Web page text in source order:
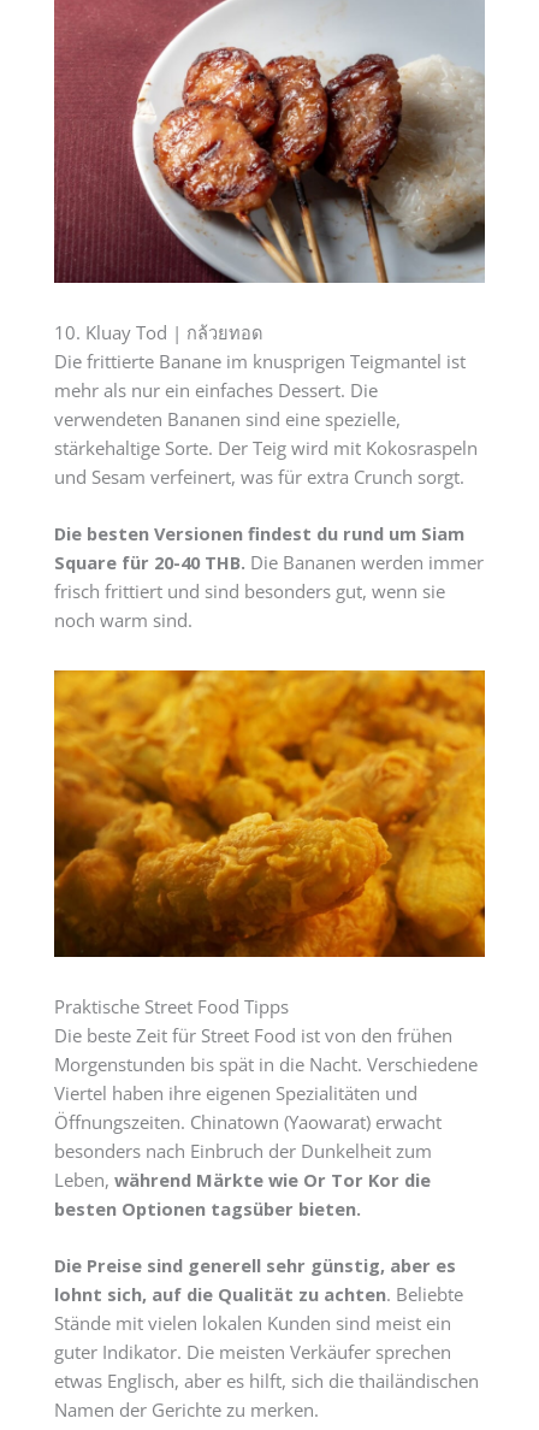
10. Kluay Tod | กล้วยทอด
Die frittierte Banane im knusprigen Teigmantel ist
mehr als nur ein einfaches Dessert. Die
verwendeten Bananen sind eine spezielle,
stärkehaltige Sorte. Der Teig wird mit Kokosraspeln
und Sesam verfeinert, was für extra Crunch sorgt.
Die besten Versionen findest du rund um Siam
Square für 20-40 THB. Die Bananen werden immer
frisch frittiert und sind besonders gut, wenn sie
noch warm sind.
Praktische Street Food Tipps
Die beste Zeit für Street Food ist von den frühen
Morgenstunden bis spät in die Nacht. Verschiedene
Viertel haben ihre eigenen Spezialitäten und
Öffnungszeiten. Chinatown (Yaowarat) erwacht
besonders nach Einbruch der Dunkelheit zum
Leben, während Märkte wie Or Tor Kor die
besten Optionen tagsüber bieten.
Die Preise sind generell sehr günstig, aber es
lohnt sich, auf die Qualität zu achten. Beliebte
Stände mit vielen lokalen Kunden sind meist ein
guter Indikator. Die meisten Verkäufer sprechen
etwas Englisch, aber es hilft, sich die thailändischen
Namen der Gerichte zu merken.